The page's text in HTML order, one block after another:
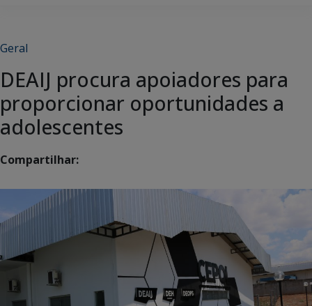
Geral
DEAIJ procura apoiadores para
proporcionar oportunidades a
adolescentes
Compartilhar: